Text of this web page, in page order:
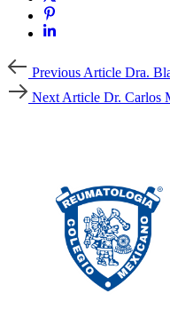
Previous
ArticlePrevious Article Dra.
Next
ArticleNext Article Dr. Carlos